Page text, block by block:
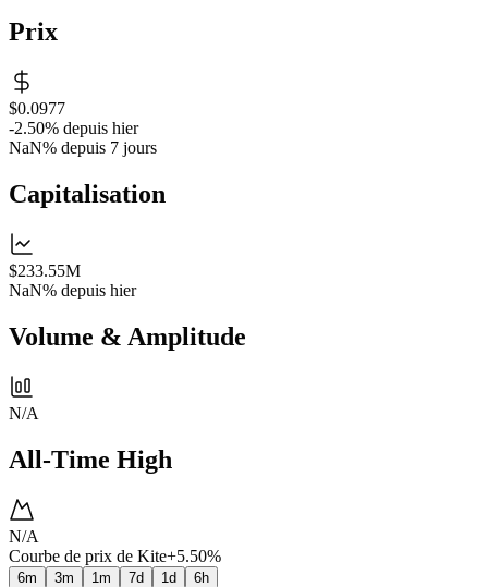
Prix
$0.0977
-2.50% depuis hier
NaN% depuis 7 jours
Capitalisation
$233.55M
NaN% depuis hier
Volume & Amplitude
N/A
All-Time High
N/A
Courbe de prix de Kite+5.50%
6m 3m 1m 7d 1d 6h